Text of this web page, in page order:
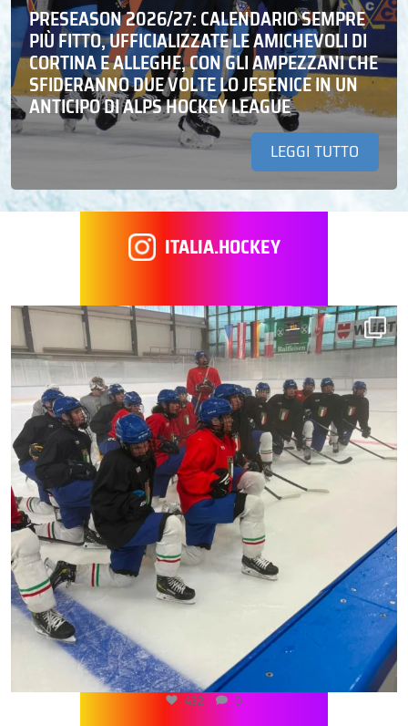
PRESEASON 2026/27: CALENDARIO SEMPRE
PIÙ FITTO, UFFICIALIZZATE LE AMICHEVOLI DI
CORTINA E ALLEGHE, CON GLI AMPEZZANI CHE
SFIDERANNO DUE VOLTE LO JESENICE IN UN
ANTICIPO DI ALPS HOCKEY LEAGUE
LEGGI TUTTO
ITALIA.HOCKEY
432 0